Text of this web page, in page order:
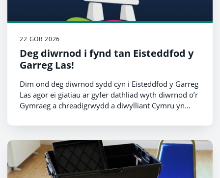
22 GOR 2026
Deg diwrnod i fynd tan Eisteddfod y
Garreg Las!
Dim ond deg diwrnod sydd cyn i Eisteddfod y Garreg
Las agor ei giatiau ar gyfer dathliad wyth diwrnod o’r
Gymraeg a chreadigrwydd a diwylliant Cymru yn